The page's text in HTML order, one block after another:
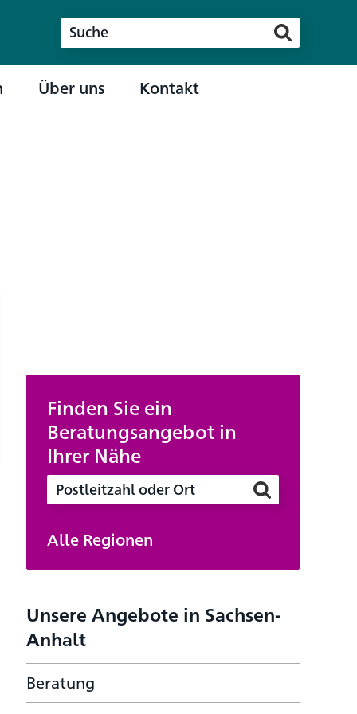
Über uns Kontakt
Finden Sie ein
Beratungsangebot in
Ihrer Nähe
Alle Regionen
Unsere Angebote in Sachsen-
Anhalt
Beratung